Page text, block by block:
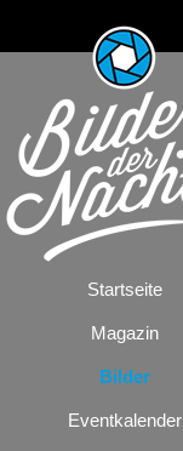
Startseite
Magazin
Bilder
Eventkalender